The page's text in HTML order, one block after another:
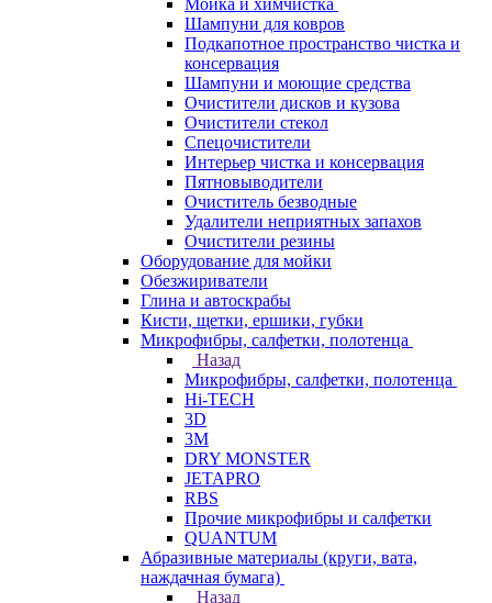
Мойка и химчистка
Шампуни для ковров
Подкапотное пространство чистка и
консервация
Шампуни и моющие средства
Очистители дисков и кузова
Очистители стекол
Спецочистители
Интерьер чистка и консервация
Пятновыводители
Очиститель безводные
Удалители неприятных запахов
Очистители резины
Оборудование для мойки
Обезжириватели
Глина и автоскрабы
Кисти, щетки, ершики, губки
Микрофибры, салфетки, полотенца
Назад
Микрофибры, салфетки, полотенца
Hi-TECH
3D
3М
DRY MONSTER
JETAPRO
RBS
Прочие микрофибры и салфетки
QUANTUM
Абразивные материалы (круги, вата,
наждачная бумага)
Назад